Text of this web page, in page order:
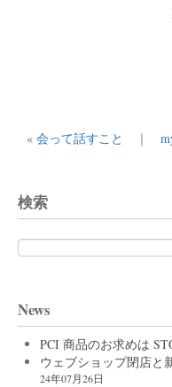
« 会って話すこと ｜
検索
検
索:
News
PCI 商品のお求めは
ウェブショップ閉店と
24年07月26日